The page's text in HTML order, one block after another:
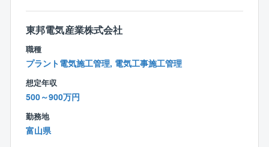
東邦電気産業株式会社
職種
プラント電気施工管理, 電気工事施工管理
想定年収
500～900万円
勤務地
富山県